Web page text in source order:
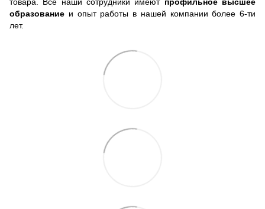
образование и опыт работы в нашей компании более 6-ти
лет.